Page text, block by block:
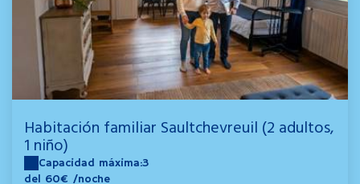
Habitación familiar Saultchevreuil (2 adultos,
1 niño)
Capacidad máxima:3
del 60€ /noche